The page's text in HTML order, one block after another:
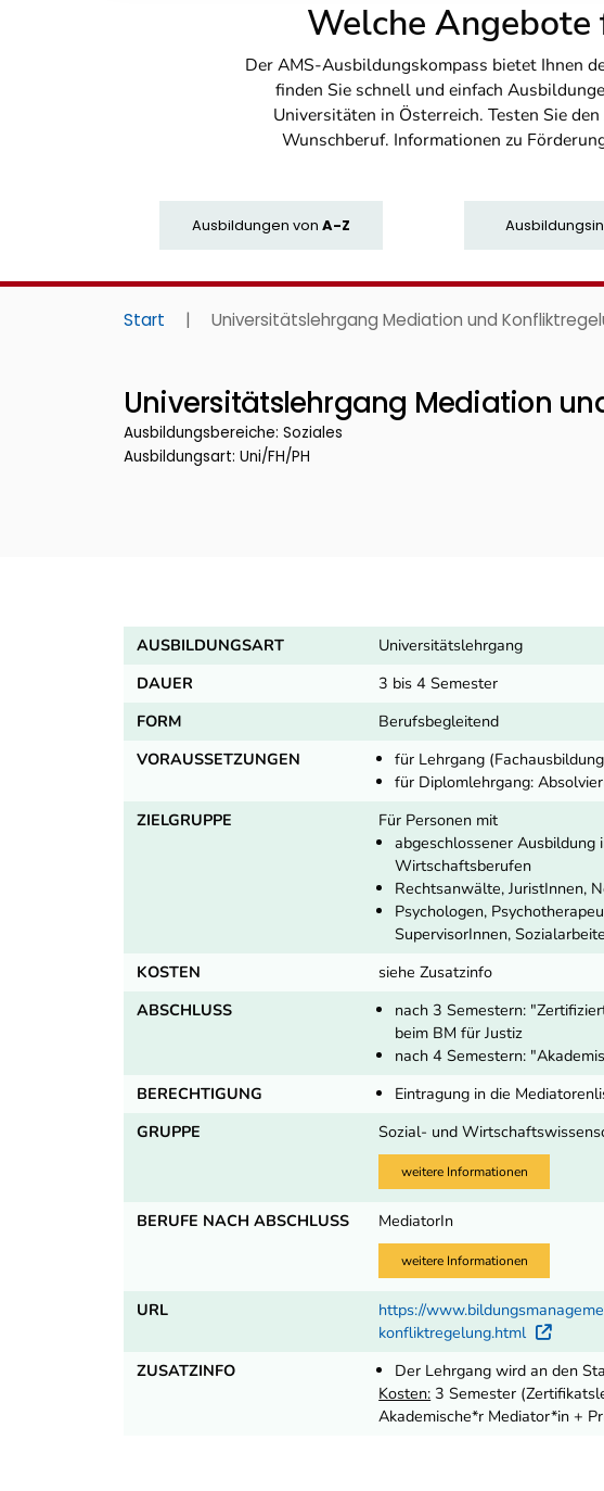
Welche
Der AMS-Ausbildungskompass bietet Ihnen
finden Sie schnell und einfach
Universitäten in Österreich. Testen Sie
Wunschberuf. Informationen zu
Ausbildungen von A-Z
Start | Universitätslehrgang Mediation und
Universitätslehrgang Mediation
Ausbildungsbereiche: Soziales
Ausbildungsart: Uni/FH/PH
AUSBILDUNGSART
Universitätslehrgang
DAUER
3 bis 4 Semester
FORM
Berufsbegleitend
VORAUSSETZUNGEN
für Lehrgang
für Diplomlehrgang:
ZIELGRUPPE
Für Personen mit
abgeschlossener Ausbildung
Wirtschaftsberufen
Rechtsanwälte, JuristInnen,
Psychologen,
SupervisorInnen,
KOSTEN
siehe Zusatzinfo
ABSCHLUSS
nach 3 Semestern:
beim BM für Justiz
nach 4 Semestern:
BERECHTIGUNG
Eintragung in die
GRUPPE
Sozial- und
weitere Informationen
BERUFE NACH ABSCHLUSS MediatorIn
weitere Informationen
URL
https://
konfliktregelung.html
ZUSATZINFO
Der Lehrgang wird an den
Kosten: 3 Semester
Akademische*r Mediator*in +